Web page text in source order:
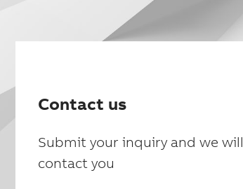
Contact us
Submit your inquiry and we will
contact you